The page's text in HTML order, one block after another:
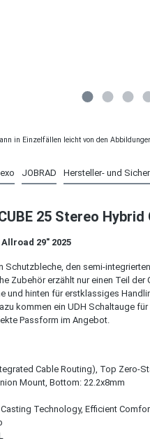
in Einzelfällen leicht von den
JOBRAD Hersteller- und
25 Stereo Hybrid
29" 2025
Schutzbleche, den semi-
Zubehör erzählt nur einen Teil
und hinten für erstklassiges
kommen ein UDH Schaltauge
Passform im Angebot.
Cable Routing), Top
Mount, Bottom: 22.2x8mm
Technology, Efficient